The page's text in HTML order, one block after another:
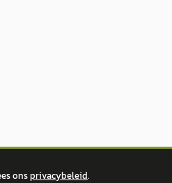
onsprivacybeleid.